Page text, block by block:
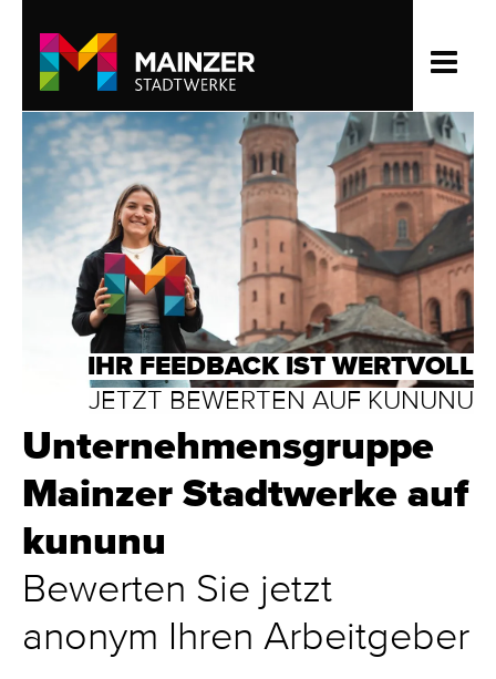
IHR FEEDBACK IST WERTVOLL
JETZT BEWERTEN AUF KUNUNU
Unternehmensgruppe
Mainzer Stadtwerke auf
kununu
Bewerten Sie jetzt
anonym Ihren Arbeitgeber